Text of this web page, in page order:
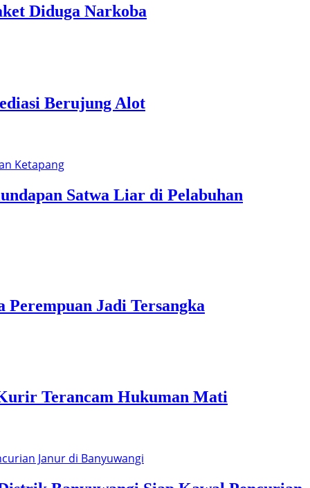
Diduga Narkoba
Berujung Alot
Satwa Liar di Pelabuhan
Jadi Tersangka
Terancam Hukuman Mati